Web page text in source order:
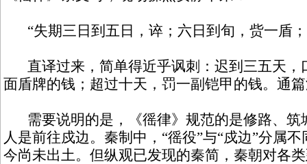
“失期三日到五日，谇；六日到旬，赀一盾
直译过来，简单得近乎讽刺：迟到三五天，
面盾牌的钱；超过十天，罚一副铠甲的钱。通
需要说明的是，《徭律》规范的是修路、筑
人是前往戍边。秦制中，“徭役”与“戍边”分属
今尚未出土。但纵观已发现的秦简，秦朝对各